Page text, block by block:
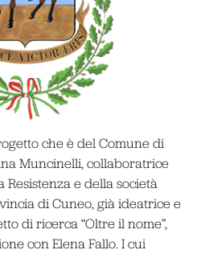
che è del Comune di
Muncinelli, collaboratrice
Resistenza e della società
di Cuneo, già ideatrice e
di ricerca “Oltre il nome”,
con Elena Fallo. I cui